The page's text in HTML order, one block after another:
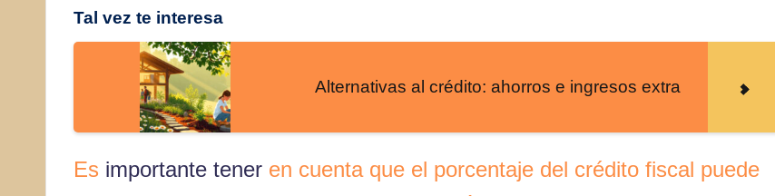
Tal vez te interesa
Alternativas al crédito: ahorros e ingresos extra
Es importante tener en cuenta que el porcentaje del crédito fiscal puede